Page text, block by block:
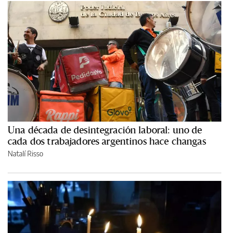
Una década de desintegración laboral: uno de
cada dos trabajadores argentinos hace changas
Natalí Risso